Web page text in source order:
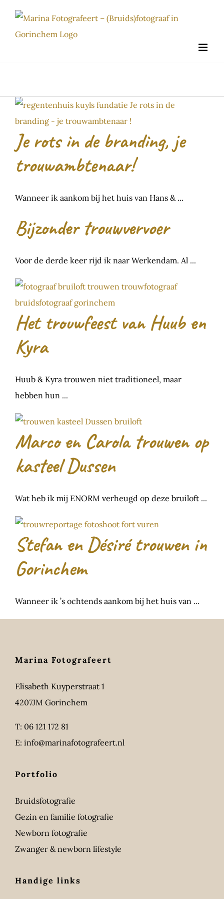
inhoud
Je rots in de branding, je
trouwambtenaar!
Wanneer ik aankom bij het huis van Hans & ...
Bijzonder trouwvervoer
Voor de derde keer rijd ik naar Werkendam. Al ...
Het trouwfeest van Huub en
Kyra
Huub & Kyra trouwen niet traditioneel, maar
hebben hun ...
Marco en Carola trouwen op
kasteel Dussen
Wat heb ik mij ENORM verheugd op deze bruiloft ...
Stefan en Désiré trouwen in
Gorinchem
Wanneer ik ’s ochtends aankom bij het huis van ...
Marina Fotografeert
Elisabeth Kuyperstraat 1
4207JM Gorinchem
T: 06 121 172 81
E: info@marinafotografeert.nl
Portfolio
Bruidsfotografie
Gezin en familie fotografie
Newborn fotografie
Zwanger & newborn lifestyle
Handige links